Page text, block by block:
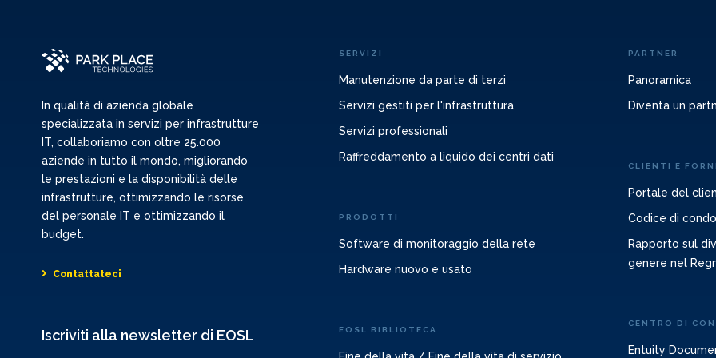
In qualità di azienda globale
specializzata in servizi per infrastrutture
IT, collaboriamo con oltre 25.000
aziende in tutto il mondo, migliorando
le prestazioni e la disponibilità delle
infrastrutture, ottimizzando le risorse
del personale IT e ottimizzando il
budget.
Contattateci
Iscriviti alla newsletter di EOSL
SERVIZI
Manutenzione da parte di terzi
Servizi gestiti per l'infrastruttura
Servizi professionali
Raffreddamento a liquido dei centri dati
PRODOTTI
Software di monitoraggio della rete
Hardware nuovo e usato
EOSL BIBLIOTECA
PARTNER
Panoramica
Diventa un
CLIENTI E
Portale del
Codice di
Rapporto sul
genere nel
CENTRO DI
Entuity